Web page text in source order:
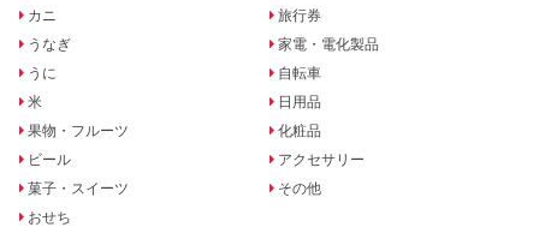
カニ
うなぎ
うに
米
果物・フルーツ
ビール
菓子・スイーツ
おせち
旅行券
家電・電化製品
自転車
日用品
化粧品
アクセサリー
その他